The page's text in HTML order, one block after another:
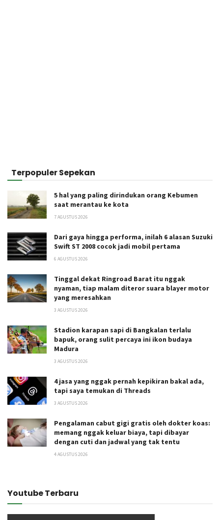
Terpopuler Sepekan
5 hal yang paling dirindukan orang Kebumen
saat merantau ke kota
7 AGUSTUS 2026
Dari gaya hingga performa, inilah 6 alasan Suzuki
Swift ST 2008 cocok jadi mobil pertama
6 AGUSTUS 2026
Tinggal dekat Ringroad Barat itu nggak
nyaman, tiap malam diteror suara blayer motor
yang meresahkan
3 AGUSTUS 2026
Stadion karapan sapi di Bangkalan terlalu
bapuk, orang sulit percaya ini ikon budaya
Madura
3 AGUSTUS 2026
4 jasa yang nggak pernah kepikiran bakal ada,
tapi saya temukan di Threads
3 AGUSTUS 2026
Pengalaman cabut gigi gratis oleh dokter koas:
memang nggak keluar biaya, tapi dibayar
dengan cuti dan jadwal yang tak tentu
4 AGUSTUS 2026
Youtube Terbaru